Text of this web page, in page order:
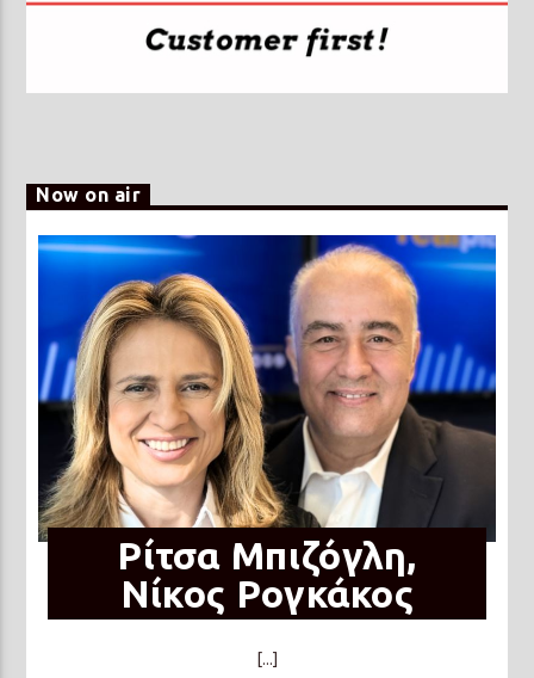
Now on air
Ρίτσα Μπιζόγλη,
Νίκος Ρογκάκος
[...]